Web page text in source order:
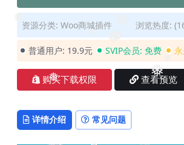
❅
❅
❅
❅
❅
❅
❅
❅
资源分类: Woo商城插件 浏览热度:
普通用户: 19.9元 SVIP会员: 免费
购买下载权限 查看预览
详情介绍 常见问题